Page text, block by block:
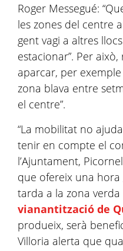
Roger Messegué:
les zones del centre
gent vagi a altres
estacionar”. Per
aparcar, per
zona blava entre
el centre”.
“La mobilitat no
tenir en compte el
l’Ajuntament,
que ofereix una
tarda a la zona
vianantització de
produeix, serà
Villoria alerta que